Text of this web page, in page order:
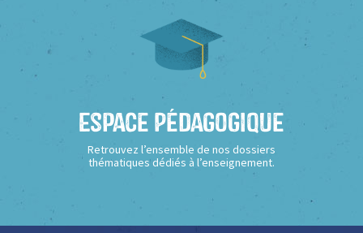
Espace Pédagogique
Retrouvez l’ensemble de nos dossiers
thématiques dédiés à l’enseignement.